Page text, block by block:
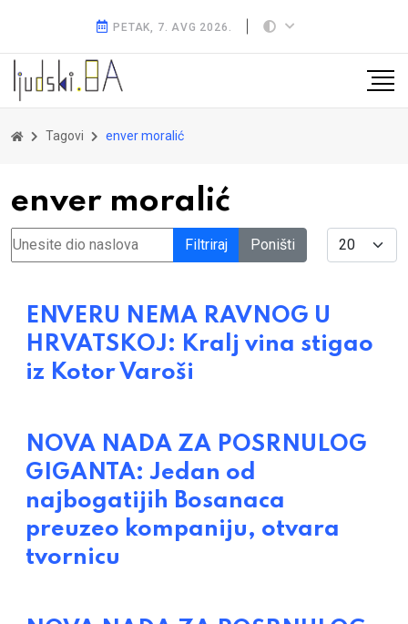
PETAK, 7. AVG 2026.
Tagovi enver moralić
enver moralić
Unesite dio naslova Filtriraj Poništi Display #
ENVERU NEMA RAVNOG U
HRVATSKOJ: Kralj vina stigao
iz Kotor Varoši
NOVA NADA ZA POSRNULOG
GIGANTA: Jedan od
najbogatijih Bosanaca
preuzeo kompaniju, otvara
tvornicu